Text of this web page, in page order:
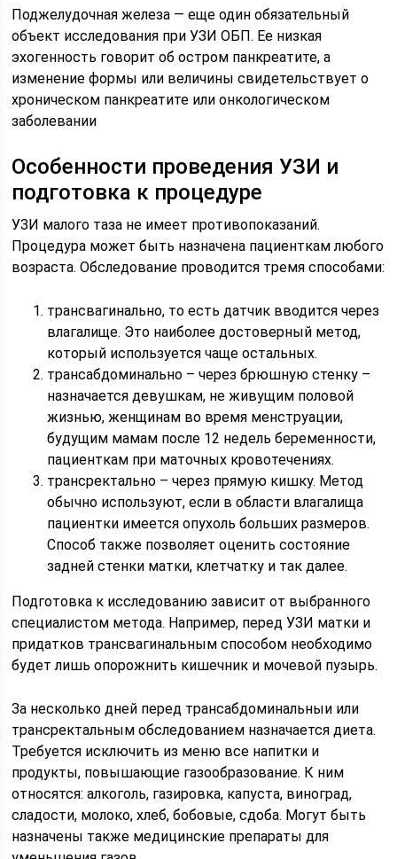
Поджелудочная железа — еще один обязательный
объект исследования при УЗИ ОБП. Ее низкая
эхогенность говорит об остром панкреатите, а
изменение формы или величины свидетельствует о
хроническом панкреатите или онкологическом
заболевании
Особенности проведения УЗИ и
подготовка к процедуре
УЗИ малого таза не имеет противопоказаний.
Процедура может быть назначена пациенткам любого
возраста. Обследование проводится тремя способами:
трансвагинально, то есть датчик вводится через
влагалище. Это наиболее достоверный метод,
который используется чаще остальных.
трансабдоминально – через брюшную стенку –
назначается девушкам, не живущим половой
жизнью, женщинам во время менструации,
будущим мамам после 12 недель беременности,
пациенткам при маточных кровотечениях.
трансректально – через прямую кишку. Метод
обычно используют, если в области влагалища
пациентки имеется опухоль больших размеров.
Способ также позволяет оценить состояние
задней стенки матки, клетчатку и так далее.
Подготовка к исследованию зависит от выбранного
специалистом метода. Например, перед УЗИ матки и
придатков трансвагинальным способом необходимо
будет лишь опорожнить кишечник и мочевой пузырь.
За несколько дней перед трансабдоминальныи или
трансректальным обследованием назначается диета.
Требуется исключить из меню все напитки и
продукты, повышающие газообразование. К ним
относятся: алкоголь, газировка, капуста, виноград,
сладости, молоко, хлеб, бобовые, сдоба. Могут быть
назначены также медицинские препараты для